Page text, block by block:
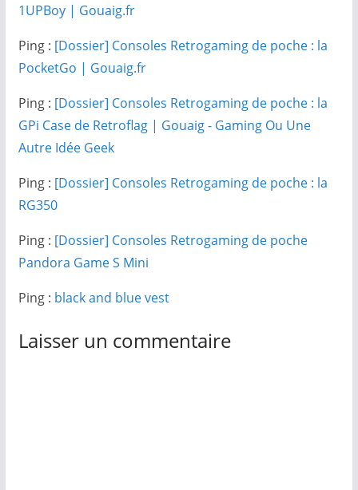
1UPBoy | Gouaig.fr
Ping : [Dossier] Consoles Retrogaming de poche : la
PocketGo | Gouaig.fr
Ping : [Dossier] Consoles Retrogaming de poche : la
GPi Case de Retroflag | Gouaig - Gaming Ou Une
Autre Idée Geek
Ping : [Dossier] Consoles Retrogaming de poche : la
RG350
Ping : [Dossier] Consoles Retrogaming de poche
Pandora Game S Mini
Ping : black and blue vest
Laisser un commentaire